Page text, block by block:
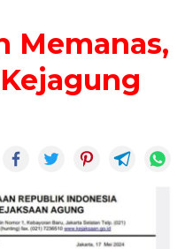
Memanas,